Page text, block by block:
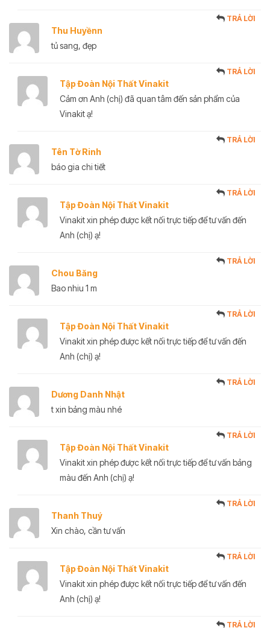
Thu Huyềnn
TRẢ LỜI
tủ sang, đẹp
Tập Đoàn Nội Thất Vinakit
TRẢ LỜI
Cảm ơn Anh (chị) đã quan tâm đến sản phẩm của
Vinakit ạ!
Tên Tờ Rinh
TRẢ LỜI
báo gia chi tiết
Tập Đoàn Nội Thất Vinakit
TRẢ LỜI
Vinakit xin phép được kết nối trực tiếp để tư vấn đến
Anh (chị) ạ!
Chou Băng
TRẢ LỜI
Bao nhiu 1 m
Tập Đoàn Nội Thất Vinakit
TRẢ LỜI
Vinakit xin phép được kết nối trực tiếp để tư vấn đến
Anh (chị) ạ!
Dương Danh Nhật
TRẢ LỜI
t xin bảng màu nhé
Tập Đoàn Nội Thất Vinakit
TRẢ LỜI
Vinakit xin phép được kết nối trực tiếp để tư vấn bảng
màu đến Anh (chị) ạ!
Thanh Thuý
TRẢ LỜI
Xin chào, cần tư vấn
Tập Đoàn Nội Thất Vinakit
TRẢ LỜI
Vinakit xin phép được kết nối trực tiếp để tư vấn đến
Anh (chị) ạ!
TRẢ LỜI